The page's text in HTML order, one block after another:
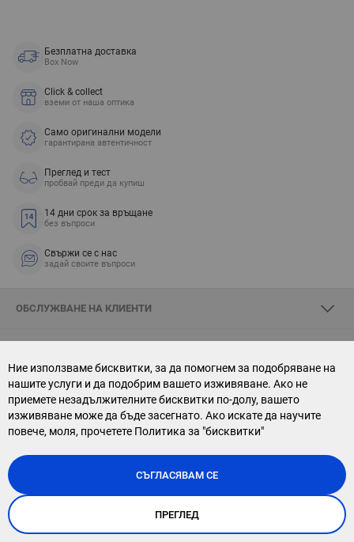
Ние използваме бисквитки, за да помогнем за подобряване на
нашите услуги и да подобрим вашето изживяване. Ако не
приемете незадължителните бисквитки по-долу, вашето
изживяване може да бъде засегнато. Ако искате да научите
повече, моля, прочетете Политика за "бисквитки"
СЪГЛАСЯВАМ СЕ
ПРЕГЛЕД
Безплатна доставка
Box Now
Click & collect
вземи от наша оптика
Само оригинални модели
гарантирана автентичност
Преглед и тест
пробвай преди да купиш
14 дни срок за връщане
без въпроси
Свържи се с нас
задай своите въпроси
ОБСЛУЖВАНЕ НА КЛИЕНТИ
СВЪРЖИ СЕ С НАС
АБОНАМЕНТ ЗА БЮЛЕТИН
Copyright © 2026, Sky Optic. All Rights Reserved.
Онлайн магазин отStenik